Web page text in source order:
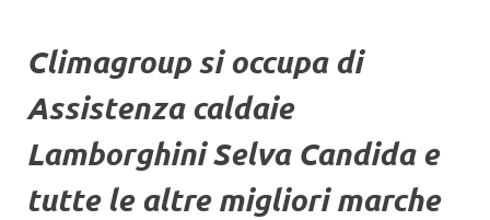
Climagroup si occupa di
Assistenza caldaie
Lamborghini Selva Candida e
tutte le altre migliori marche